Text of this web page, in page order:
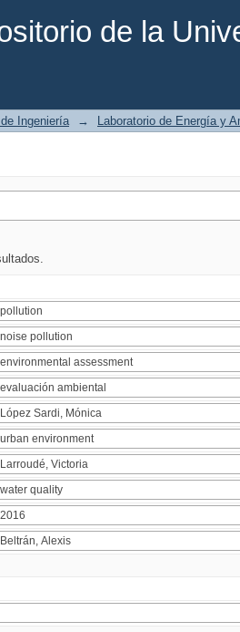
de la
Ingeniería → Laboratorio de Energía y